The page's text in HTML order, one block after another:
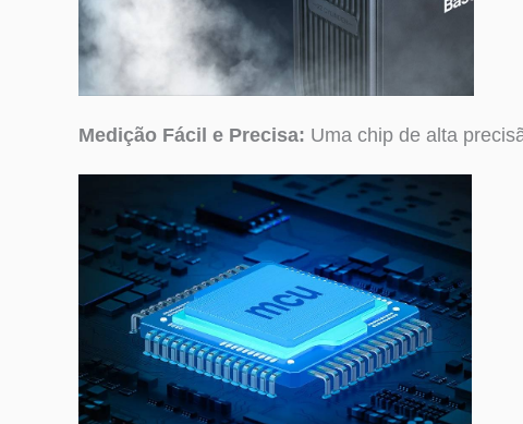
Medição Fácil e Precisa: Uma chip de alta